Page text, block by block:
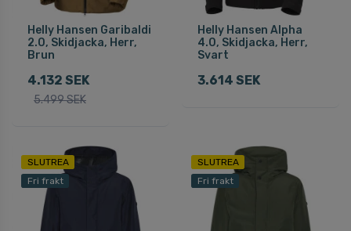
Helly Hansen Garibaldi
2.0, Skidjacka, Herr,
Brun
4.132 SEK
5.499 SEK
Helly Hansen Alpha
4.0, Skidjacka, Herr,
Svart
3.614 SEK
SLUTREA
Fri frakt
SLUTREA
Fri frakt